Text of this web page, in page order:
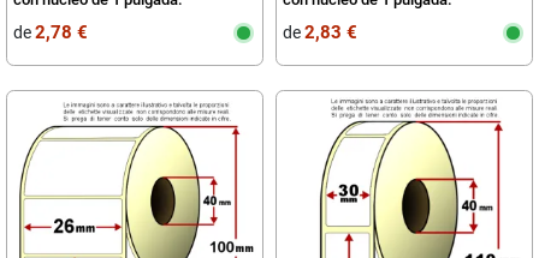
de2,78 € de2,83 €